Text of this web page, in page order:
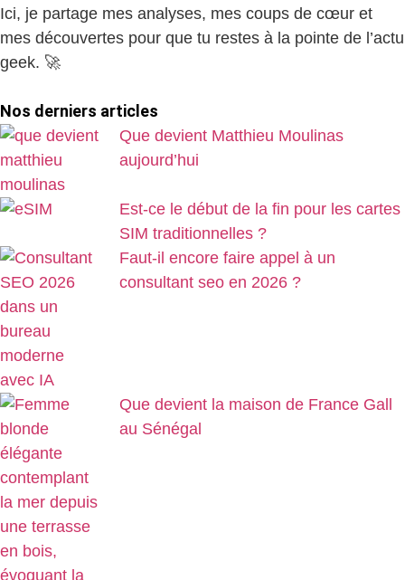
Ici, je partage mes analyses, mes coups de cœur et
mes découvertes pour que tu restes à la pointe de l’actu
geek. 🚀
Nos derniers articles
Que devient Matthieu Moulinas
aujourd’hui
Est-ce le début de la fin pour les cartes
SIM traditionnelles ?
Faut-il encore faire appel à un
consultant seo en 2026 ?
Que devient la maison de France Gall
au Sénégal